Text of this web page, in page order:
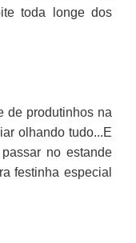
toda longe dos
de produtinhos na
olhando tudo...E
no estande
festinha especial